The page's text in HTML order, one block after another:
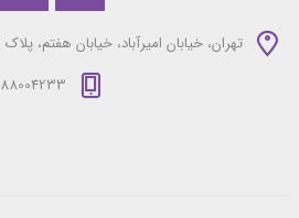
تهران، خیابان امیرآباد، خیابان هفتم، پلاک 42، شرکت پارس بهداد سلامت
88004233